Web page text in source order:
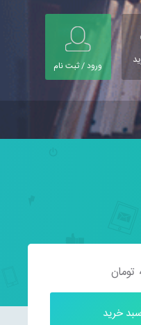
ورود / ثبت نام
تومان
خرید